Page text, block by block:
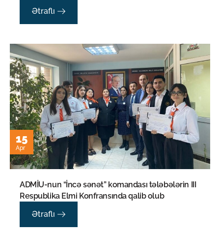
Ətraflı
15
Apr
ADMİU-nun “İncə sənət” komandası tələbələrin III
Respublika Elmi Konfransında qalib olub
Ətraflı